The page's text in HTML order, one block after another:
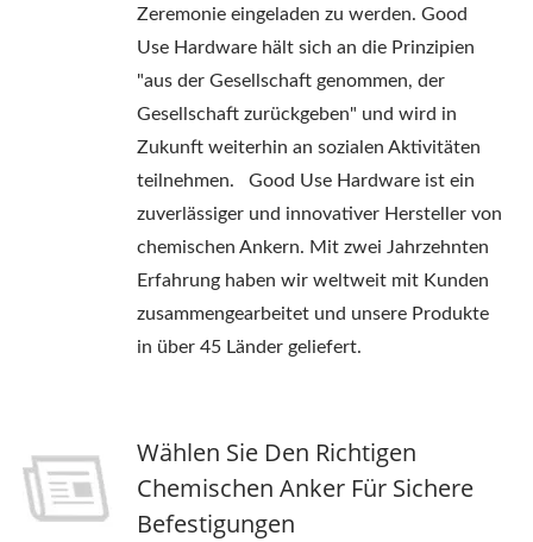
Zeremonie eingeladen zu werden. Good
Use Hardware hält sich an die Prinzipien
"aus der Gesellschaft genommen, der
Gesellschaft zurückgeben" und wird in
Zukunft weiterhin an sozialen Aktivitäten
teilnehmen. Good Use Hardware ist ein
zuverlässiger und innovativer Hersteller von
chemischen Ankern. Mit zwei Jahrzehnten
Erfahrung haben wir weltweit mit Kunden
zusammengearbeitet und unsere Produkte
in über 45 Länder geliefert.
Wählen Sie Den Richtigen
Chemischen Anker Für Sichere
Befestigungen